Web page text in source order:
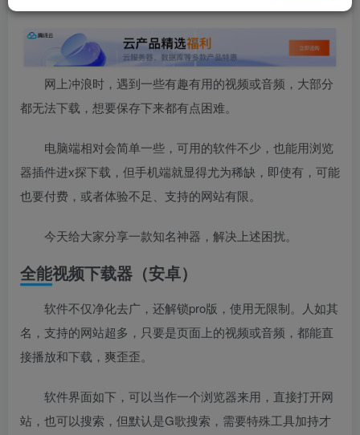
网上冲浪时，遇到一些有趣有用的视频或音频，大部分
都无法下载，想要保存下来都有点困难。
电脑端相对会简单一些，可用的软件不少，也能用浏览
器插件进x探下载，但手机端就显得尤为稀缺，即使有，可能
也要付费，或者体验不足、支持的网站有限。
今天给大家分享一款知名神器，解决上述困扰。
全能视频下载器（安卓）
软件不仅净化去广，还解锁pro版，使用无限制。人如其
名，支持的网站超多，只要是页面上的视频或音频，都能直
接播放和下载，爽歪歪。
软件界面如下，可以当作一个浏览器来用，直接打开网
站，也可以搜索，但默认是G歌搜索，需要特殊工具加持才